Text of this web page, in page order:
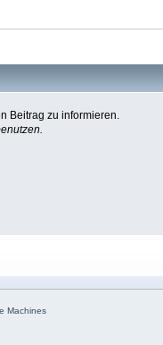
Beitrag zu informieren.
Machines